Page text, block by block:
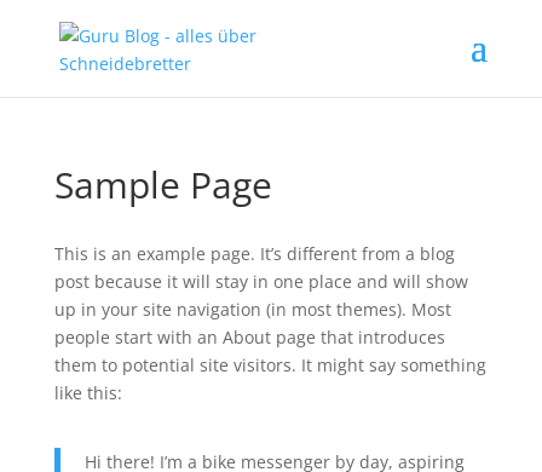
Sample Page
This is an example page. It’s different from a blog
post because it will stay in one place and will show
up in your site navigation (in most themes). Most
people start with an About page that introduces
them to potential site visitors. It might say something
like this:
Hi there! I’m a bike messenger by day, aspiring